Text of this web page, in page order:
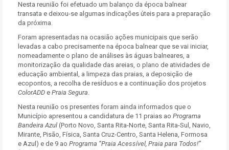
Nesta reunião foi efetuado um balanço da época balnear
transata e deixou-se algumas indicações úteis para a preparação
da próxima.
Foram apresentadas na ocasião ações municipais que serão
levadas a cabo precisamente na época balnear que se vai iniciar,
nomeadamente o plano de análises às águas balneares, a
monitorização da qualidade das areias, o plano de atividades de
educação ambiental, a limpeza das praias, a deposição de
ecopontos, a recolha de resíduos e a continuação dos projetos
ColorADD e Praia Segura.
Nesta reunião os presentes foram ainda informados que o
Município apresentou a candidatura de 11 praias ao Programa
Bandeira Azul (Porto Novo, Santa Rita-Norte, Santa Rita-Sul, Navio,
Mirante, Pisão, Física, Santa Cruz-Centro, Santa Helena, Formosa
e Azul) e de 9 ao Programa “Praia Acessível, Praia para Todos!”